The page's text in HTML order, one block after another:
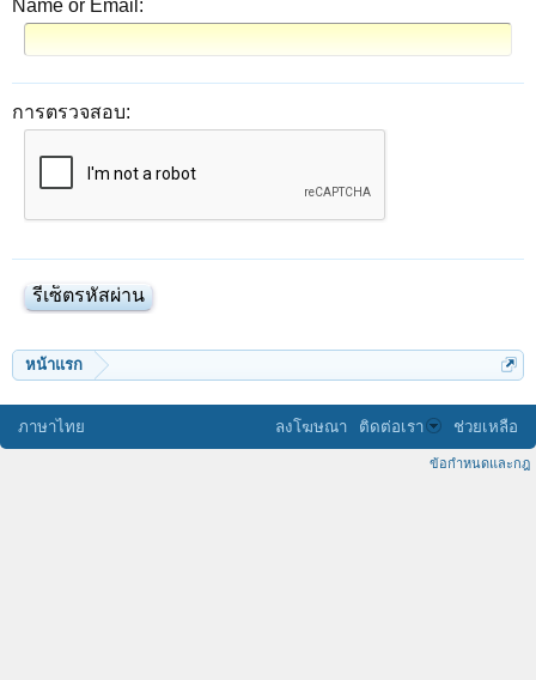
Name or Email:
การตรวจสอบ:
หน้าแรก
ภาษาไทย ลงโฆษณา ติดต่อเรา ช่วยเหลือ
ข้อกำหนดและกฎ